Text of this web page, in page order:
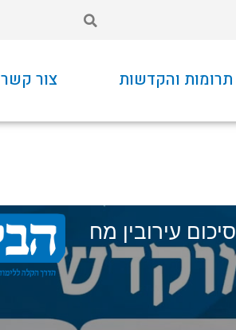
תרומות והקדשות צור קשר
סיכום עירובין מח